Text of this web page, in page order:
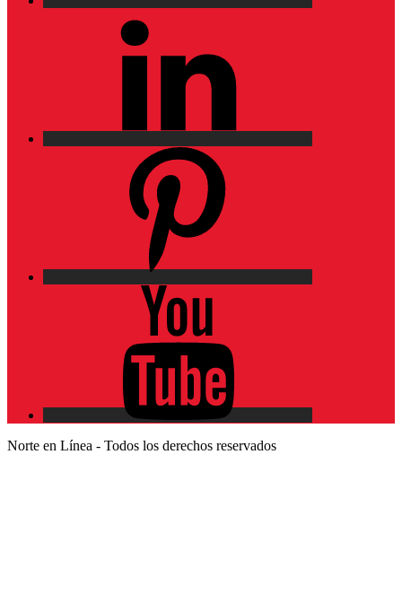
Norte en Línea - Todos los derechos reservados